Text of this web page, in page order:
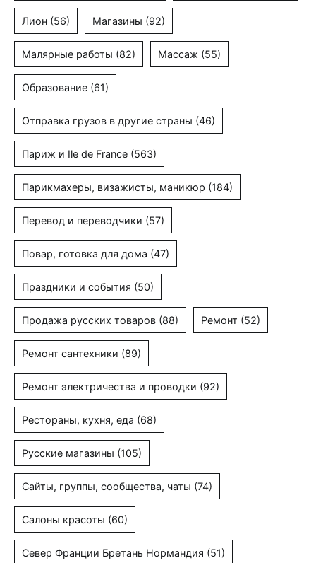
Лион (56) Магазины (92)
Малярные работы (82) Массаж (55)
Образование (61)
Отправка грузов в другие страны (46)
Париж и Ile de France (563)
Парикмахеры, визажисты, маникюр (184)
Перевод и переводчики (57)
Повар, готовка для дома (47)
Праздники и события (50)
Продажа русских товаров (88) Ремонт (52)
Ремонт сантехники (89)
Ремонт электричества и проводки (92)
Рестораны, кухня, еда (68)
Русские магазины (105)
Сайты, группы, сообщества, чаты (74)
Салоны красоты (60)
Север Франции Бретань Нормандия (51)